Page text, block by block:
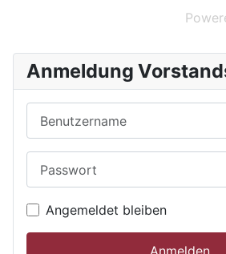
Anmeldung
Angemeldet bleiben
Anmelden